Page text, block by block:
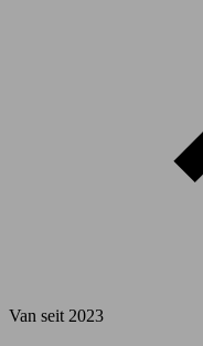
Van seit 2023